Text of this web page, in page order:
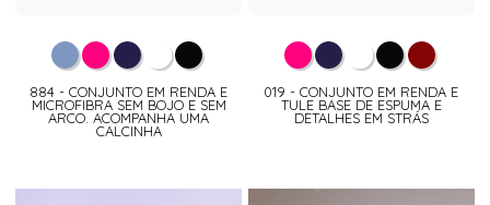
884 - CONJUNTO EM RENDA E
MICROFIBRA SEM BOJO E SEM
ARCO. ACOMPANHA UMA
CALCINHA
019 - CONJUNTO EM RENDA E
TULE BASE DE ESPUMA E
DETALHES EM STRÁS